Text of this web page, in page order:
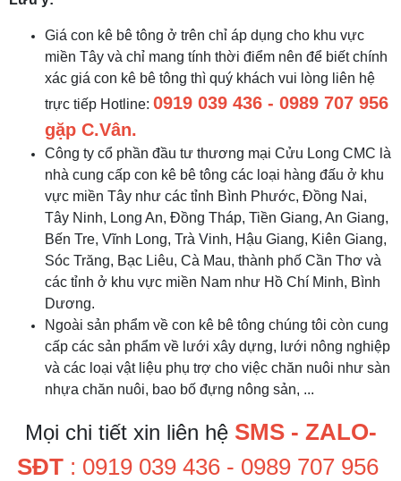
Giá con kê bê tông ở trên chỉ áp dụng cho khu vực
miền Tây và chỉ mang tính thời điểm nên để biết chính
xác giá con kê bê tông thì quý khách vui lòng liên hệ
trực tiếp Hotline: 0919 039 436 - 0989 707 956
gặp C.Vân.
Công ty cổ phần đầu tư thương mại Cửu Long CMC là
nhà cung cấp con kê bê tông các loại hàng đấu ở khu
vực miền Tây như các tỉnh Bình Phước, Đồng Nai,
Tây Ninh, Long An, Đồng Tháp, Tiền Giang, An Giang,
Bến Tre, Vĩnh Long, Trà Vinh, Hậu Giang, Kiên Giang,
Sóc Trăng, Bạc Liêu, Cà Mau, thành phố Cần Thơ và
các tỉnh ở khu vực miền Nam như Hồ Chí Minh, Bình
Dương.
Ngoài sản phẩm về con kê bê tông chúng tôi còn cung
cấp các sản phẩm về lưới xây dựng, lưới nông nghiệp
và các loại vật liệu phụ trợ cho việc chăn nuôi như sàn
nhựa chăn nuôi, bao bố đựng nông sản, ...
Mọi chi tiết xin liên hệ SMS - ZALO-
SĐT: 0919 039 436 - 0989 707 956